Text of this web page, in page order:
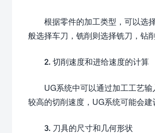
根据零件的加工类型，可以选
般选择车刀，铣削则选择铣刀，钻
2. 切削速度和进给速度的计算
UG系统中可以通过加工工艺
较高的切削速度，UG系统可能会
3. 刀具的尺寸和几何形状